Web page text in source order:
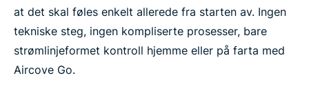
at det skal føles enkelt allerede fra starten av. Ingen
tekniske steg, ingen kompliserte prosesser, bare
strømlinjeformet kontroll hjemme eller på farta med
Aircove Go.